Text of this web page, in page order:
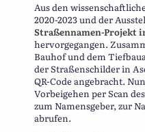
Aus den
2020-2023 und der
Straßennamen-Projekt
hervorgegangen.
Bauhof und dem
der Straßenschilder in
QR-Code angebracht.
Vorbeigehen per Scan
zum Namensgeber, zur
abrufen.